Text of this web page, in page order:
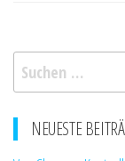
Suchen
nach:
NEUESTE